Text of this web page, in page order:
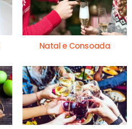
Natal e Consoada